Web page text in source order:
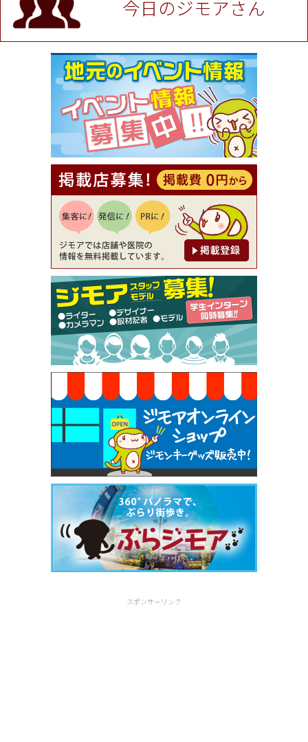
[有効期限]2026年9月30日
★ジモア限定特典★ お会計より全品5％OFF（ナチ
ュラル＆ハンドメイドショップ［マキマキ］）
[有効期限]2026年9月30日まで
【ジモア限定①】初回割引 特価 VIO脱毛11,000円
⇒8,800円（メンズ専門ワックス脱毛サロン Mickle
（ミックル））
[有効期限]2026年9月30日
【ジモア読者特典2】コース 3,500円→3,000円（料
理5品+2時間飲み放題）（創作イタリアン Pia Cu
ore（ピアクオーレ））
[有効期限]2026年9月30日
【ジモア読者特典1】料理全品20％OFF ※18時以
降（創作イタリアン Pia Cuore（ピアクオーレ））
[有効期限]2026年9月30日
【ジモア限定②】初回割引 特価 鼻毛脱毛 半額 2,2
00円⇒1,100円（メンズ専門ワックス脱毛サロン Mi
ckle（ミックル））
[有効期限]2026年9月30日
【ジモア限定特典①】まつ毛カール 3,850円→ 2,7
50円（Premiere（プルミエール））
[有効期限]2026年9月30日
焼き餃子 一皿サービス（餃子酒場たっちゃん 西
早稲田店）
[有効期限]2026年9月30日
今日のジモアさん
スポンサーリンク